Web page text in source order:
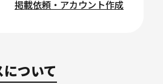
掲載依頼・アカウント作成
ついて